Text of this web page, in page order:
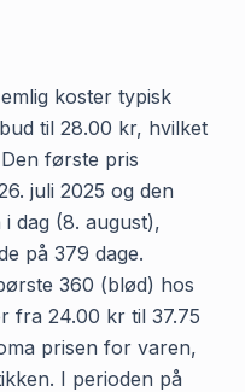
koster typisk
til 28.00 kr, hvilket
første pris
juli 2025 og den
dag (8. august),
på 379 dage.
360 (blød) hos
fra 24.00 kr til 37.75
prisen for varen,
I perioden på